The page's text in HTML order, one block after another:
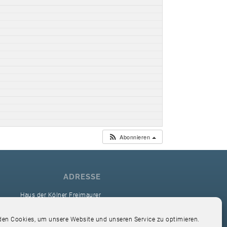
Cookies, um unsere Website und unseren Service zu optimieren.
Abonnieren
ADRESSE
Haus der Kölner Freimaurer
Hardefuststr. 9